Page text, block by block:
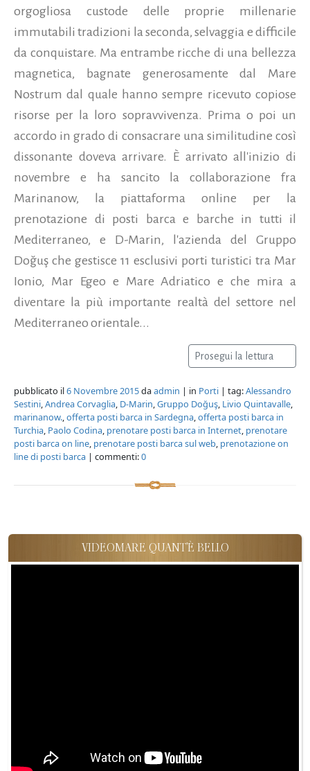
orgogliosa custode delle proprie millenarie
immutabili tradizioni la seconda, selvaggia e difficile
da conquistare. Ma entrambe ricche di una bellezza
magnetica, bagnate generosamente dal Mare
Nostrum dal quale hanno sempre ricevuto copiose
risorse per la loro sopravvivenza. Prima o poi un
accordo in grado di consacrare una similitudine così
dissonante doveva arrivare. È arrivato all'inizio di
novembre e ha sancito la collaborazione fra
Marinanow, la piattaforma online per la
prenotazione di posti barca e barche in tutti il
Mediterraneo, e D-Marin, l'azienda del Gruppo
Doğuş che gestisce 11 esclusivi porti turistici tra Mar
Ionio, Mar Egeo e Mare Adriatico e che mira a
diventare la più importante realtà del settore nel
Mediterraneo orientale...
Prosegui la lettura
pubblicato il6 Novembre 2015daadmin | in Porti | tag:Alessandro
Sestini,Andrea Corvaglia, D-Marin,Gruppo Doğuş, Livio Quintavalle,
marinanow.,offerta posti barca in Sardegna,offerta posti barca in
Turchia, Paolo Codina, prenotare posti barca in Internet, prenotare
posti barca on line, prenotare posti barca sul web, prenotazione on
line di posti barca | commenti:0
VIDEOMARE QUANT'È BELLO